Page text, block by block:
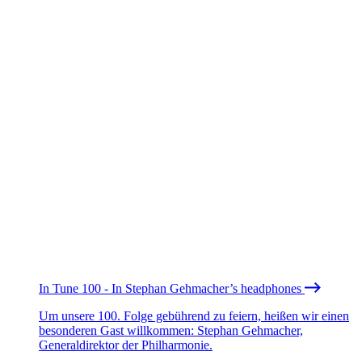
In Tune 100 - In Stephan Gehmacher’s headphones
Um unsere 100. Folge gebührend zu feiern, heißen wir einen
besonderen Gast willkommen: Stephan Gehmacher,
Generaldirektor der Philharmonie.